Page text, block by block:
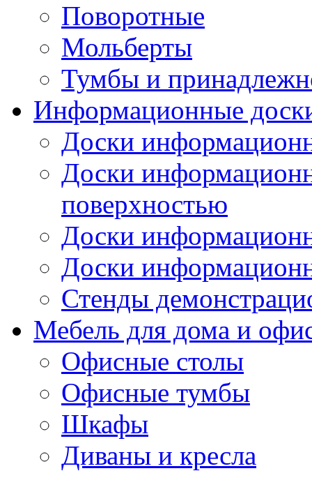
Поворотные
Мольберты
Тумбы и
Информационные
Доски
Доски
поверхностью
Доски
Доски
Стенды
Мебель для дома и
Офисные столы
Офисные тумбы
Шкафы
Диваны и кресла